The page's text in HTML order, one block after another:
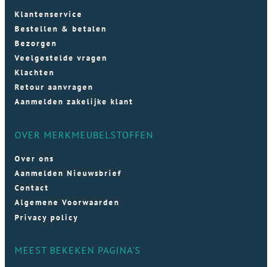
Klantenservice
Bestellen & betalen
Bezorgen
Veelgestelde vragen
Klachten
Retour aanvragen
Aanmelden zakelijke klant
OVER MERKMEUBELSTOFFEN
Over ons
Aanmelden Nieuwsbrief
Contact
Algemene Voorwaarden
Privacy policy
MEEST BEKEKEN PAGINA'S